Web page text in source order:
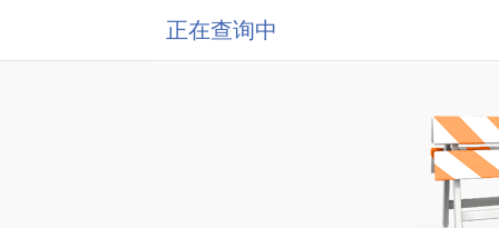
正在查询中